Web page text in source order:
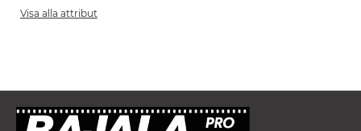
Visa alla attribut